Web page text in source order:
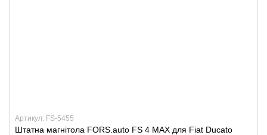
Артикул: FS-5455
Штатна магнітола FORS.auto FS 4 MAX для Fiat Ducato